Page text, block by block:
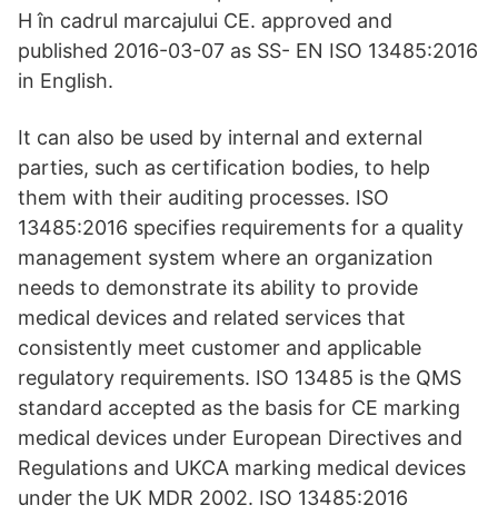
H în cadrul marcajului CE. approved and
published 2016-03-07 as SS- EN ISO 13485:2016
in English.
It can also be used by internal and external
parties, such as certification bodies, to help
them with their auditing processes. ISO
13485:2016 specifies requirements for a quality
management system where an organization
needs to demonstrate its ability to provide
medical devices and related services that
consistently meet customer and applicable
regulatory requirements. ISO 13485 is the QMS
standard accepted as the basis for CE marking
medical devices under European Directives and
Regulations and UKCA marking medical devices
under the UK MDR 2002. ISO 13485:2016